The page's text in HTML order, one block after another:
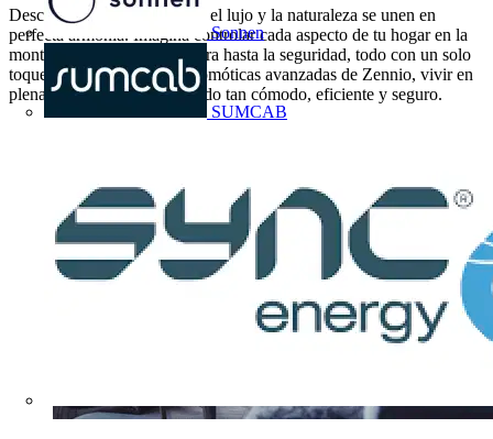
Sonnen
SUMCAB
Descubre Pleta Arriu, donde el lujo y la naturaleza se unen en
perfecta armonía. Imagina controlar cada aspecto de tu hogar en la
montaña, desde la temperatura hasta la seguridad, todo con un solo
toque. Con las soluciones domóticas avanzadas de Zennio, vivir en
plena naturaleza nunca ha sido tan cómodo, eficiente y seguro.